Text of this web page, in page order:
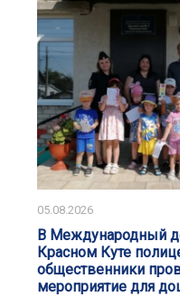
05.08.2026
В Международный
Красном Куте
общественники
мероприятие для